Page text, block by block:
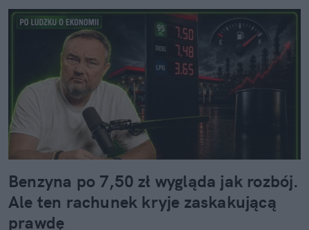
Benzyna po 7,50 zł wygląda jak rozbój.
Ale ten rachunek kryje zaskakującą
prawdę